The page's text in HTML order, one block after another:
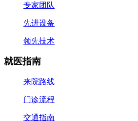
专家团队
先进设备
领先技术
就医指南
来院路线
门诊流程
交通指南